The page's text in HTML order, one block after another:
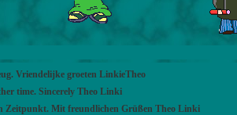
Vriendelijke groeten LinkieTheo
time. Sincerely Theo Linki
Zeitpunkt. Mit freundlichen Grüßen Theo Linki